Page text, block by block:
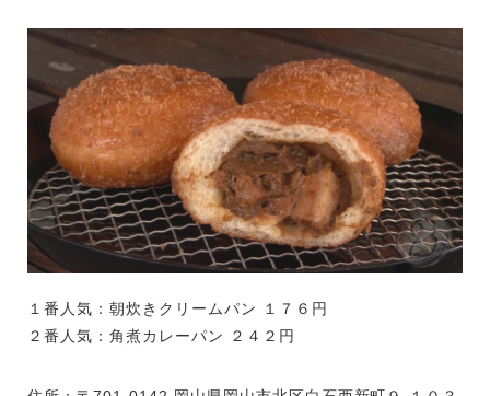
１番人気：朝炊きクリームパン １７６円
２番人気：角煮カレーパン ２４２円